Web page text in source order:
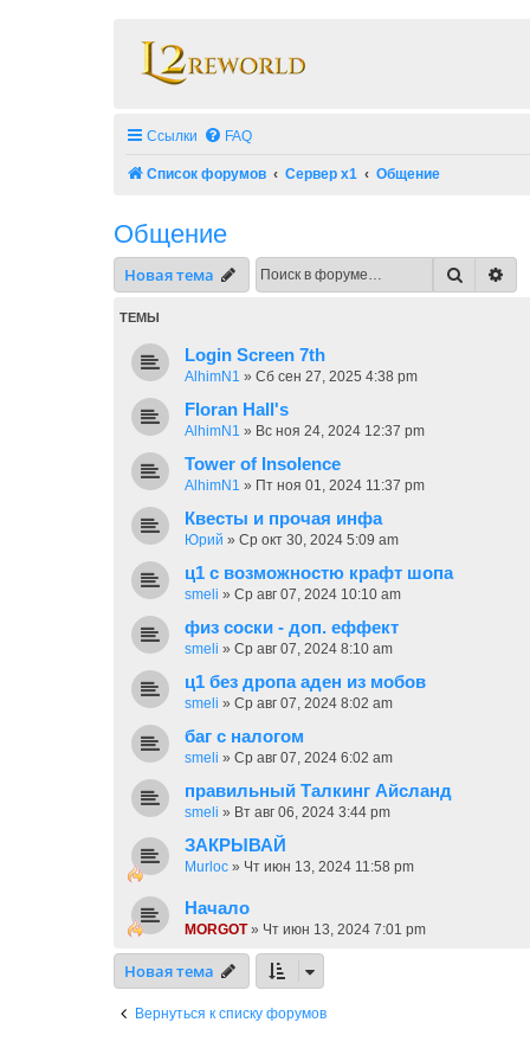
Ссылки FAQ
Список форумов Сервер x1 Общение
Общение
Новая тема Поиск
ТЕМЫ
Login Screen 7th
AlhimN1 » Сб сен 27, 2025 4:38 pm
Floran Hall's
AlhimN1 » Вс ноя 24, 2024 12:37 pm
Tower of Insolence
AlhimN1 » Пт ноя 01, 2024 11:37 pm
Квесты и прочая инфа
Юрий » Ср окт 30, 2024 5:09 am
ц1 с возможностю крафт шопа
smeli » Ср авг 07, 2024 10:10 am
физ соски - доп. еффект
smeli » Ср авг 07, 2024 8:10 am
ц1 без дропа аден из мобов
smeli » Ср авг 07, 2024 8:02 am
баг с налогом
smeli » Ср авг 07, 2024 6:02 am
правильный Талкинг Айсланд
smeli » Вт авг 06, 2024 3:44 pm
ЗАКРЫВАЙ
Murloc » Чт июн 13, 2024 11:58 pm
Начало
MORGOT» Чт июн 13, 2024 7:01 pm
Новая тема
Вернуться к списку форумов